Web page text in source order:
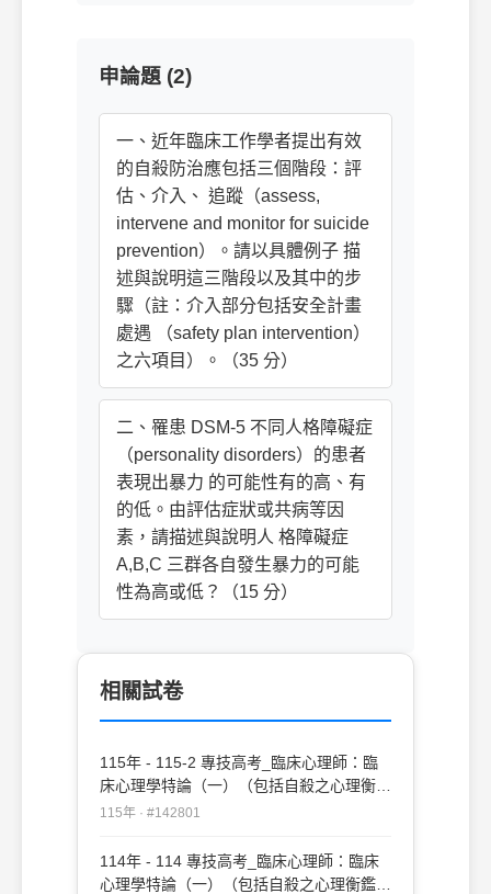
申論題 (2)
一、近年臨床工作學者提出有效
的自殺防治應包括三個階段：評
估、介入、 追蹤（assess,
intervene and monitor for suicide
prevention）。請以具體例子 描
述與說明這三階段以及其中的步
驟（註：介入部分包括安全計畫
處遇 （safety plan intervention）
之六項目）。（35 分）
二、罹患 DSM-5 不同人格障礙症
（personality disorders）的患者
表現出暴力 的可能性有的高、有
的低。由評估症狀或共病等因
素，請描述與說明人 格障礙症
A,B,C 三群各自發生暴力的可能
性為高或低？（15 分）
相關試卷
115年 - 115-2 專技高考_臨床心理師：臨
床心理學特論（一）（包括自殺之心理衡鑑
與防治、暴力行為之心理衡鑑與心理治療、
格與適應障礙之心理衡鑑與心理治療）
#142801
115年 · #142801
114年 - 114 專技高考_臨床心理師：臨床
心理學特論（一）（包括自殺之心理衡鑑與